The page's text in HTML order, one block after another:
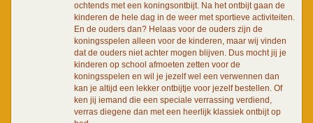
ochtends met een koningsontbijt. Na het ontbijt gaan de
kinderen de hele dag in de weer met sportieve activiteiten.
En de ouders dan? Helaas voor de ouders zijn de
koningsspelen alleen voor de kinderen, maar wij vinden
dat de ouders niet achter mogen blijven. Dus mocht jij je
kinderen op school afmoeten zetten voor de
koningsspelen en wil je jezelf wel een verwennen dan
kan je altijd een lekker ontbijtje voor jezelf bestellen. Of
ken jij iemand die een speciale verrassing verdiend,
verras diegene dan met een heerlijk klassiek ontbijt op